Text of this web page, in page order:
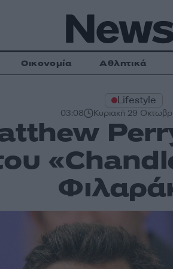
Οικονομία Αθλητικά
Lifestyle
03:08 Κυριακή 29